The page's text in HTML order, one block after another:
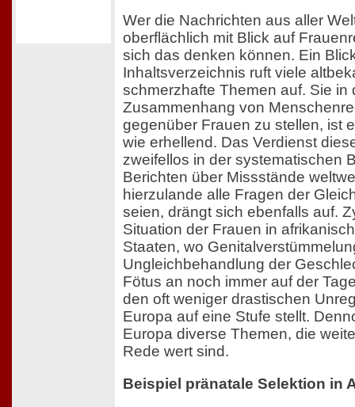
Wer die Nachrichten aus aller
oberflächlich mit Blick auf
sich das denken können. Ein
Inhaltsverzeichnis ruft viele
schmerzhafte Themen auf. Sie in
Zusammenhang von
gegenüber Frauen zu stellen, ist
wie erhellend. Das Verdienst
zweifellos in der systematischen
Berichten über Missstände
hierzulande alle Fragen der
seien, drängt sich ebenfalls auf.
Situation der Frauen in
Staaten, wo
Ungleichbehandlung der
Fötus an noch immer auf der
den oft weniger drastischen
Europa auf eine Stufe stellt.
Europa diverse Themen, die
Rede wert sind.
Beispiel pränatale Selektion in